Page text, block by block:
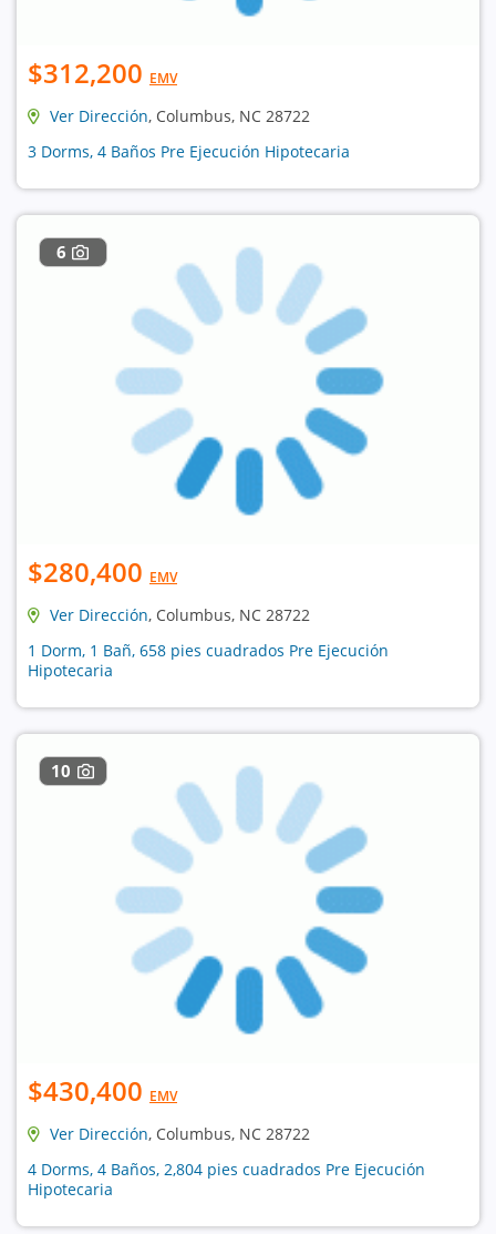
$312,200 EMV
Ver Dirección, Columbus, NC 28722
3 Dorms, 4 Baños Pre Ejecución Hipotecaria
6
$280,400 EMV
Ver Dirección, Columbus, NC 28722
1 Dorm, 1 Bañ, 658 pies cuadrados Pre Ejecución
Hipotecaria
10
$430,400 EMV
Ver Dirección, Columbus, NC 28722
4 Dorms, 4 Baños, 2,804 pies cuadrados Pre Ejecución
Hipotecaria